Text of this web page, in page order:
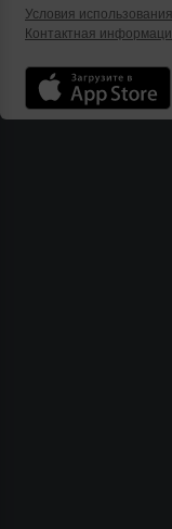
Условия использования
Контактная